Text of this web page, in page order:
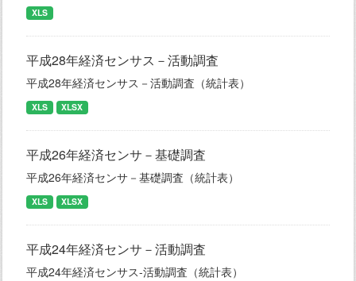
XLS
平成28年経済センサス－活動調査
平成28年経済センサス－活動調査（統計表）
XLS XLSX
平成26年経済センサ－基礎調査
平成26年経済センサ－基礎調査（統計表）
XLS XLSX
平成24年経済センサ－活動調査
平成24年経済センサス-活動調査（統計表）